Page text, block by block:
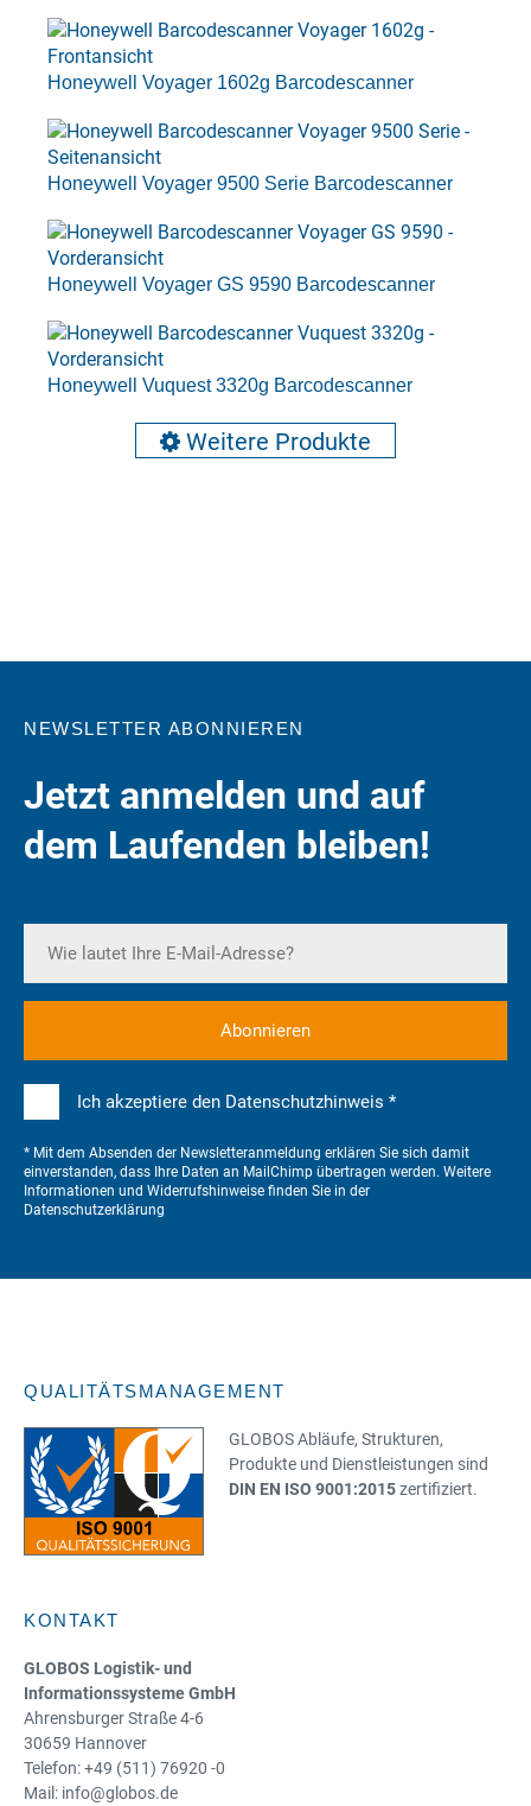
Honeywell Voyager 1602g Barcodescanner
Honeywell Voyager 9500 Serie Barcodescanner
Honeywell Voyager GS 9590 Barcodescanner
Honeywell Vuquest 3320g Barcodescanner
Weitere Produkte
NEWSLETTER ABONNIEREN
Jetzt anmelden und auf
dem Laufenden bleiben!
Ich akzeptiere den Datenschutzhinweis *
* Mit dem Absenden der Newsletteranmeldung erklären Sie sich damit
einverstanden, dass Ihre Daten an MailChimp übertragen werden. Weitere
Informationen und Widerrufshinweise finden Sie in der
Datenschutzerklärung
QUALITÄTSMANAGEMENT
GLOBOS Abläufe, Strukturen,
Produkte und Dienstleistungen sind
DIN EN ISO 9001:2015zertifiziert.
KONTAKT
GLOBOS Logistik- und
Informationssysteme GmbH
Ahrensburger Straße 4-6
30659 Hannover
Telefon: +49 (511) 76920 -0
Mail: info@globos.de